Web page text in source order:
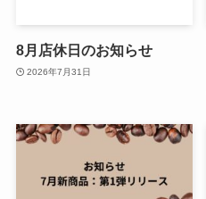
8月店休日のお知らせ
2026年7月31日